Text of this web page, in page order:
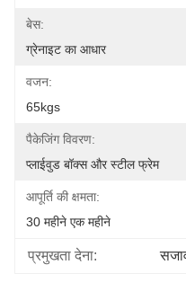
बेस:
ग्रेनाइट का आधार
वजन:
65kgs
पैकेजिंग विवरण:
प्लाईवुड बॉक्स और स्टील फ्रेम
आपूर्ति की क्षमता:
30 महीने एक महीने
प्रमुखता देना: